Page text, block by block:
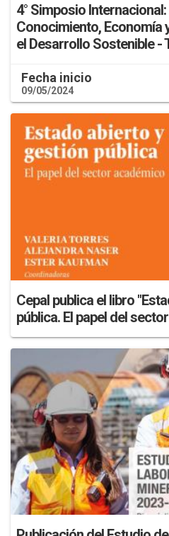
4° Simposio
Conocimiento, Economía
el Desarrollo Sostenible -
Fecha inicio
09/05/2024
Cepal publica el libro
pública. El papel del